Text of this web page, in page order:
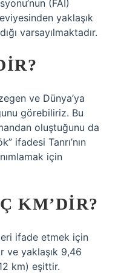
(FAI)
yaklaşık
varsayılmaktadır.
ve Dünya’ya
görebiliriz. Bu
oluştuğunu da
ifadesi Tanrı’nın
için
KM’DIR?
ifade etmek için
ve yaklaşık 9,46
km) eşittir.